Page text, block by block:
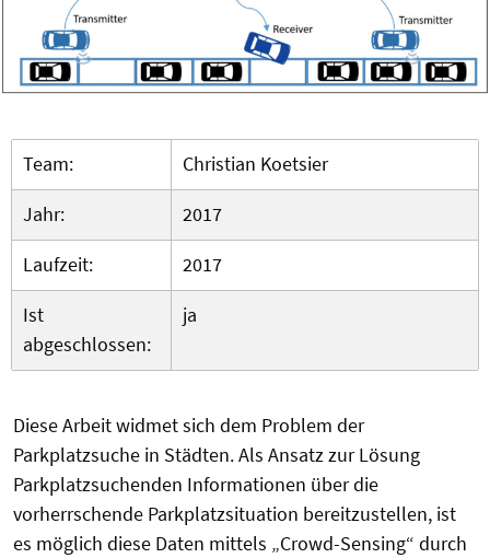
Team:
Christian Koetsier
Jahr:
2017
Laufzeit:
2017
Ist
abgeschlossen:
ja
Diese Arbeit widmet sich dem Problem der
Parkplatzsuche in Städten. Als Ansatz zur Lösung
Parkplatzsuchenden Informationen über die
vorherrschende Parkplatzsituation bereitzustellen, ist
es möglich diese Daten mittels „Crowd-Sensing“ durch